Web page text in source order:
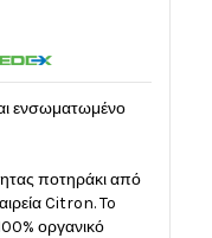
ενσωματωμένο
ποτηράκι από
Citron. To
οργανικό